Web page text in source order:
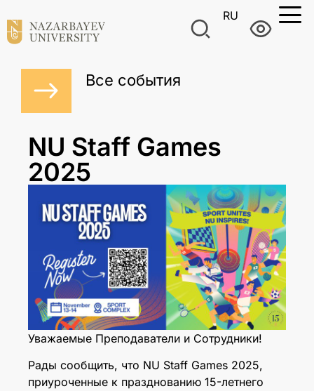
RU
Все события
NU Staff Games
2025
Уважаемые Преподаватели и Сотрудники!
Рады сообщить, что NU Staff Games 2025,
приуроченные к празднованию 15-летнего